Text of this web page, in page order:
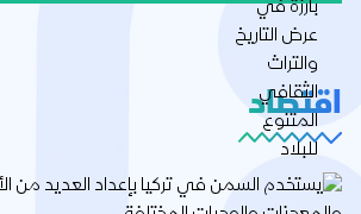
اقتصاد